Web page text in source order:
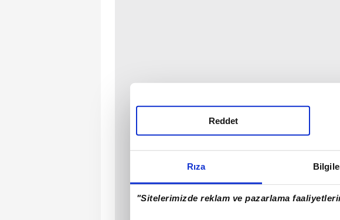
Rıza
"Sitelerimizde reklam ve pazarlama
Reddet